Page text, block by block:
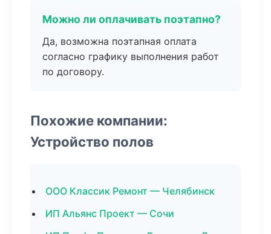
Можно ли оплачивать поэтапно?
Да, возможна поэтапная оплата
согласно графику выполнения работ
по договору.
Похожие компании:
Устройство полов
ООО Классик Ремонт — Челябинск
ИП Альянс Проект — Сочи